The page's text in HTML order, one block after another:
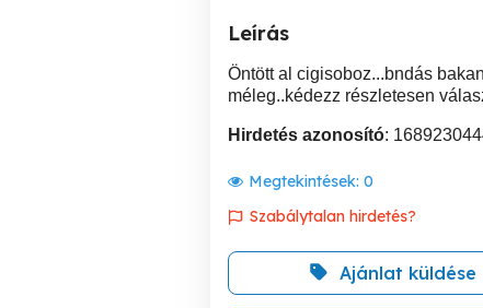
Leírás
Öntött al cigisoboz...bndás
méleg..kédezz részletesen
Hirdetés azonosító:
Megtekintések: 0
Szabálytalan hirdetés?
Ajánlat küldése